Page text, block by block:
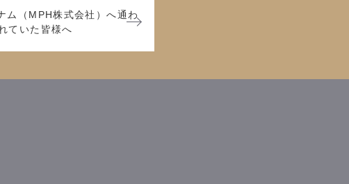
ム（MPH株式会社）へ通わ
ていた皆様へ